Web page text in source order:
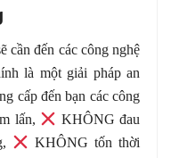
cần đến các công nghệ
là một giải pháp an
cấp đến bạn các công
lấn,
KHÔNG đau
KHÔNG tốn thời